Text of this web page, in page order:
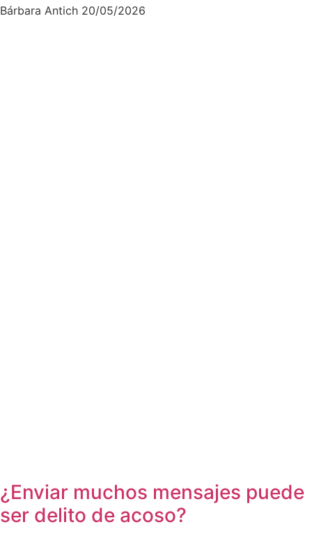
Bárbara Antich 20/05/2026
¿Enviar muchos mensajes puede
ser delito de acoso?